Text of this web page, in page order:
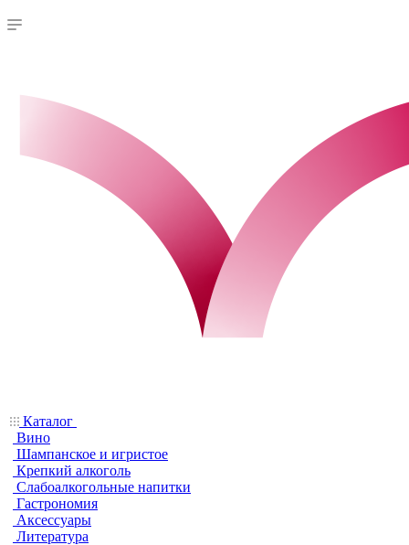
Каталог
Вино
Шампанское и игристое
Крепкий алкоголь
Слабоалкогольные напитки
Гастрономия
Аксессуары
Литература